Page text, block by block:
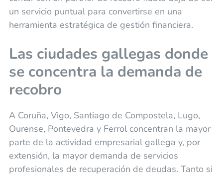
un servicio puntual para convertirse en una
herramienta estratégica de gestión financiera.
Las ciudades gallegas donde
se concentra la demanda de
recobro
A Coruña, Vigo, Santiago de Compostela, Lugo,
Ourense, Pontevedra y Ferrol concentran la mayor
parte de la actividad empresarial gallega y, por
extensión, la mayor demanda de servicios
profesionales de recuperación de deudas. Tanto si